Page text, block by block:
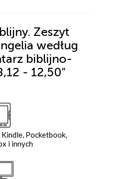
Zeszyt
według
biblijno-
- 12,50"
Pocketbook,
i innych